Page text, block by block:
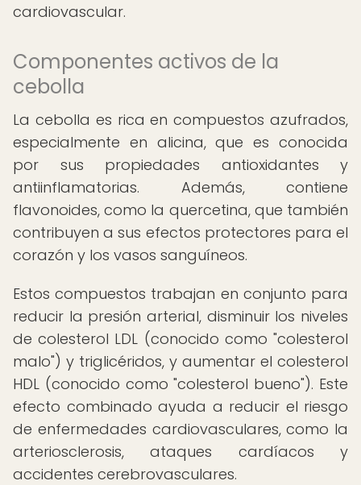
cardiovascular.
Componentes activos de la
cebolla
La cebolla es rica en compuestos azufrados,
especialmente en alicina, que es conocida
por sus propiedades antioxidantes y
antiinflamatorias. Además, contiene
flavonoides, como la quercetina, que también
contribuyen a sus efectos protectores para el
corazón y los vasos sanguíneos.
Estos compuestos trabajan en conjunto para
reducir la presión arterial, disminuir los niveles
de colesterol LDL (conocido como "colesterol
malo") y triglicéridos, y aumentar el colesterol
HDL (conocido como "colesterol bueno"). Este
efecto combinado ayuda a reducir el riesgo
de enfermedades cardiovasculares, como la
arteriosclerosis, ataques cardíacos y
accidentes cerebrovasculares.